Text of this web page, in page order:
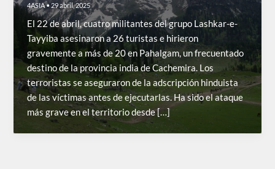
4ASIA•29 abril, 2025
El 22 de abril, cuatro militantes del grupo Lashkar-e-
Tayyiba asesinaron a 26 turistas e hirieron
gravemente a más de 20 en Pahalgam, un frecuentado
destino de la provincia india de Cachemira. Los
terroristas se aseguraron de la adscripción hinduista
de las víctimas antes de ejecutarlas. Ha sido el ataque
más grave en el territorio desde […]